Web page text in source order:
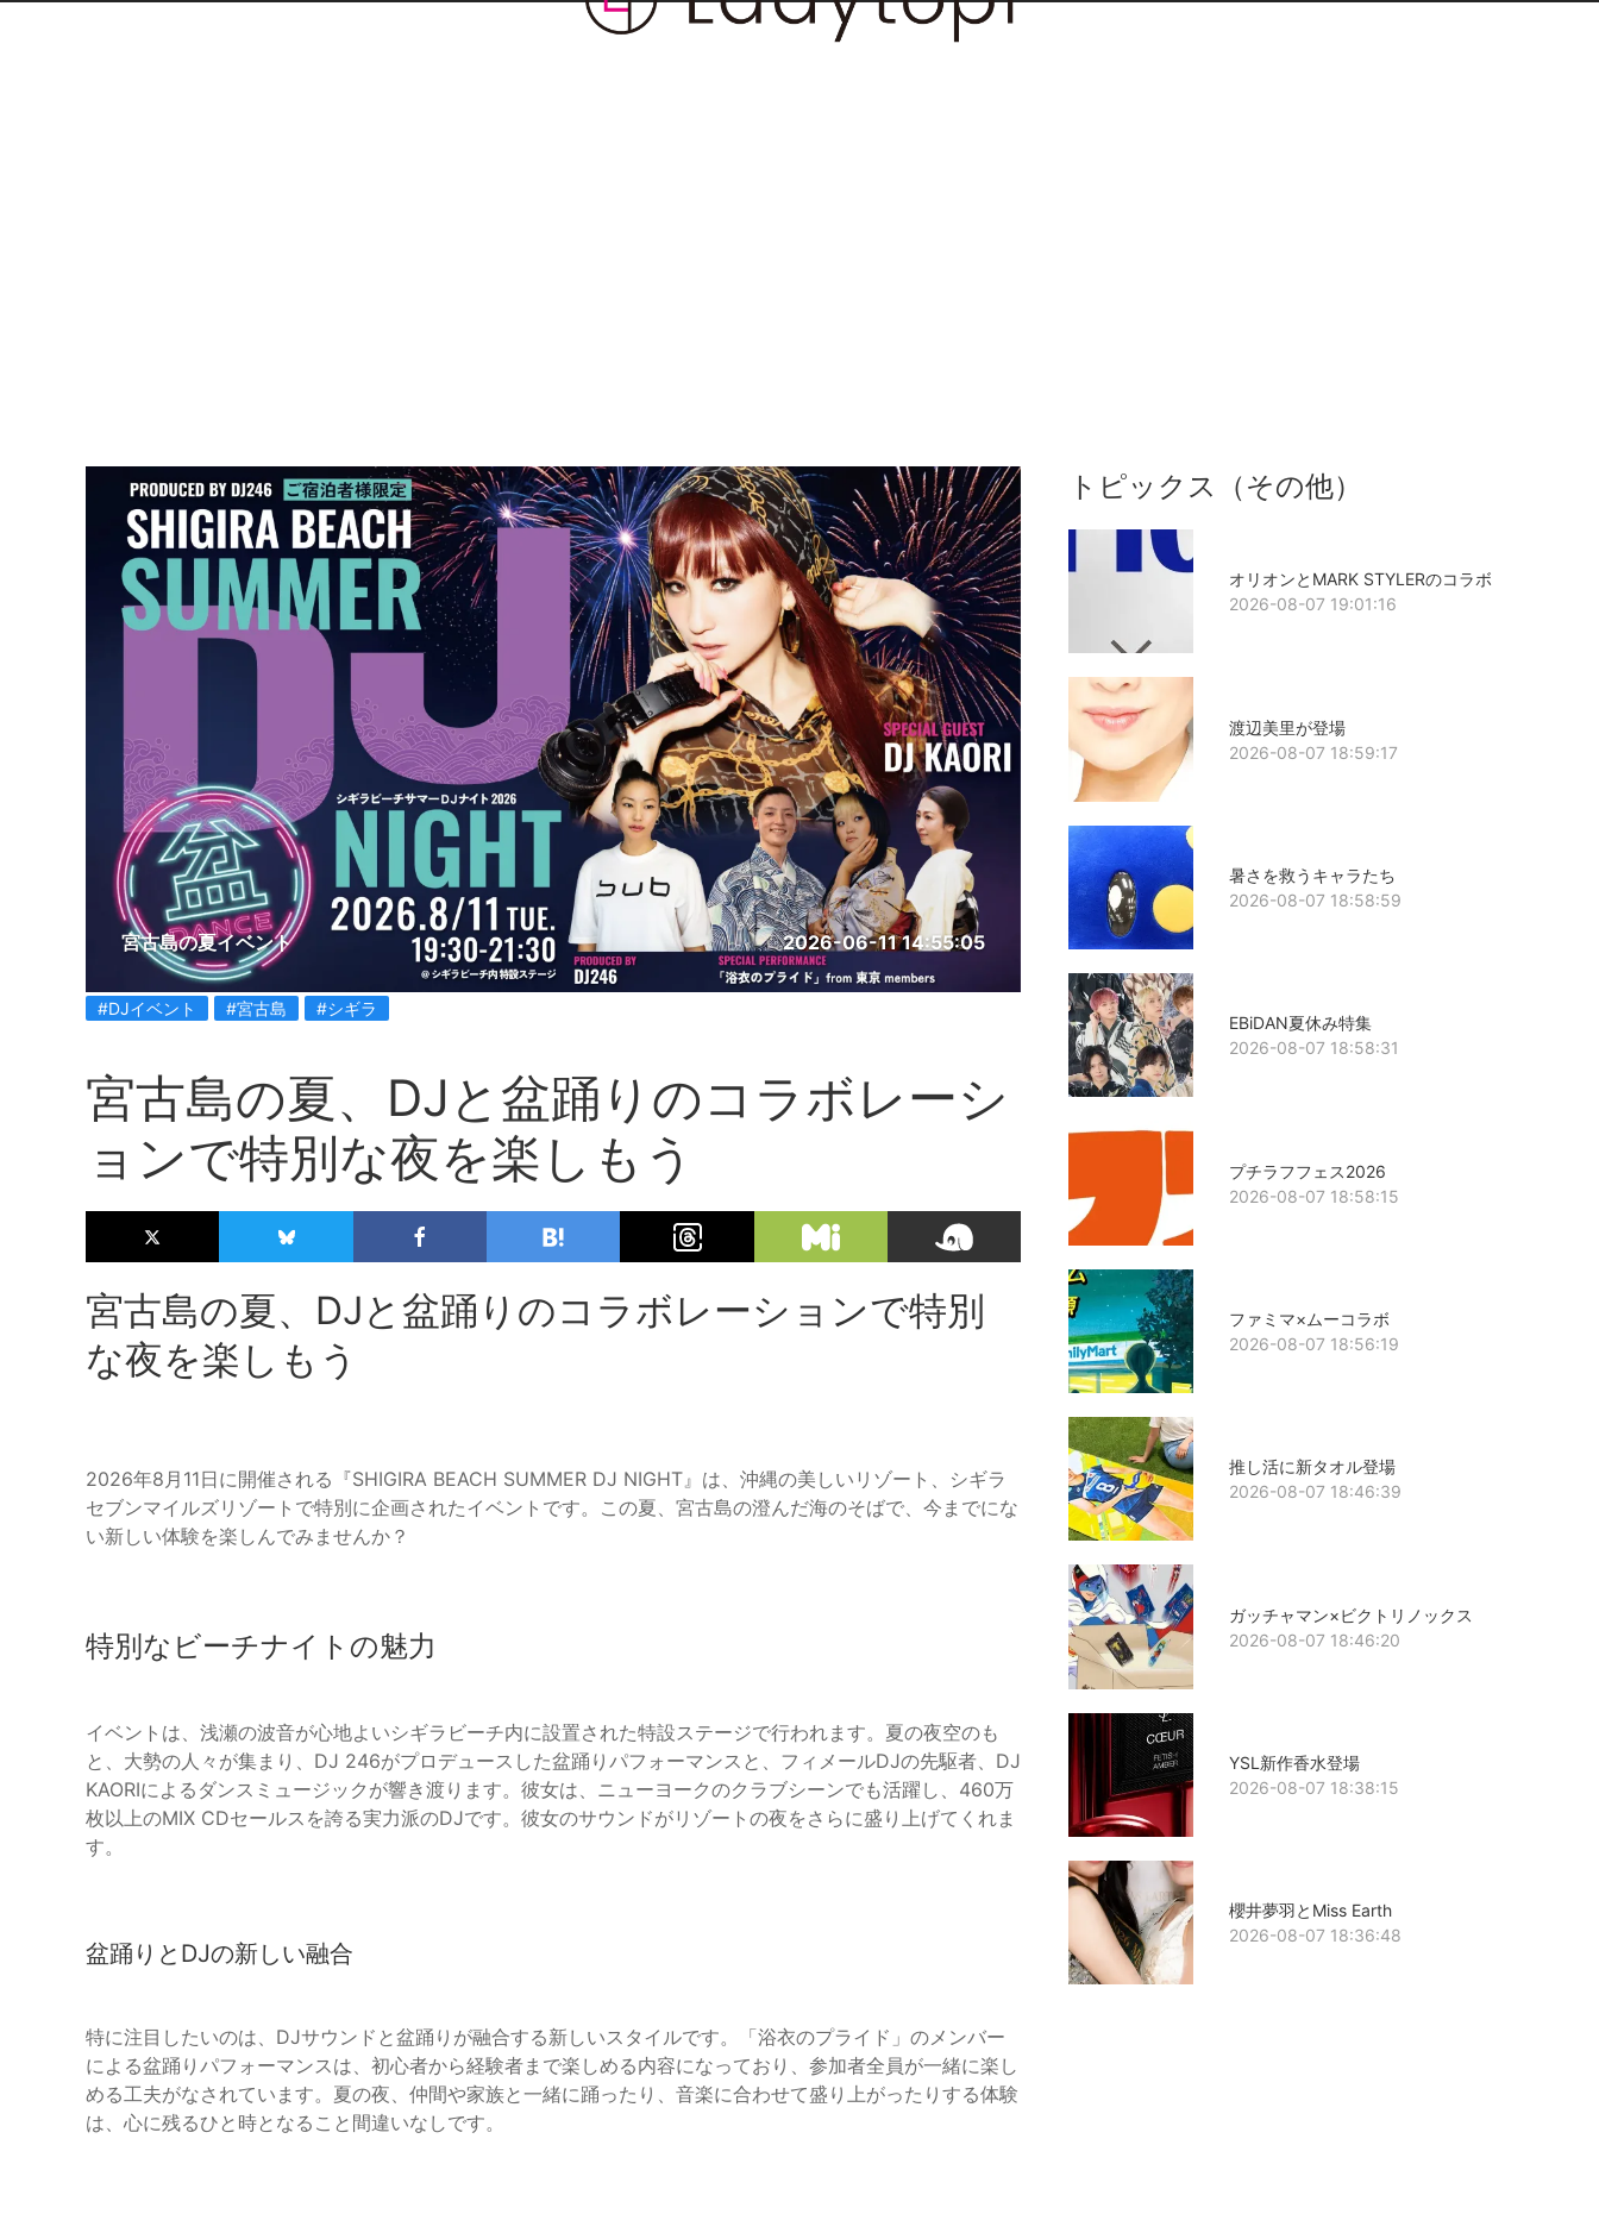
宮古島の夏イベント 2026-06-11 14:55:05
#DJイベント #宮古島 #シギラ
宮古島の夏、DJと盆踊りのコラボレーシ
ョンで特別な夜を楽しもう
宮古島の夏、DJと盆踊りのコラボレーションで特別
な夜を楽しもう
2026年8月11日に開催される『SHIGIRA BEACH SUMMER DJ NIGHT』は、沖縄の美しいリゾート、シギラ
セブンマイルズリゾートで特別に企画されたイベントです。この夏、宮古島の澄んだ海のそばで、今までにな
い新しい体験を楽しんでみませんか？
特別なビーチナイトの魅力
イベントは、浅瀬の波音が心地よいシギラビーチ内に設置された特設ステージで行われます。夏の夜空のも
と、大勢の人々が集まり、DJ 246がプロデュースした盆踊りパフォーマンスと、フィメールDJの先駆者、DJ
KAORIによるダンスミュージックが響き渡ります。彼女は、ニューヨークのクラブシーンでも活躍し、460万
枚以上のMIX CDセールスを誇る実力派のDJです。彼女のサウンドがリゾートの夜をさらに盛り上げてくれま
す。
盆踊りとDJの新しい融合
特に注目したいのは、DJサウンドと盆踊りが融合する新しいスタイルです。「浴衣のプライド」のメンバー
による盆踊りパフォーマンスは、初心者から経験者まで楽しめる内容になっており、参加者全員が一緒に楽し
める工夫がなされています。夏の夜、仲間や家族と一緒に踊ったり、音楽に合わせて盛り上がったりする体験
は、心に残るひと時となること間違いなしです。
トピックス（その他）
オリオンとMARK STYLERのコラボ
2026-08-07 19:01:16
渡辺美里が登場
2026-08-07 18:59:17
暑さを救うキャラたち
2026-08-07 18:58:59
EBiDAN夏休み特集
2026-08-07 18:58:31
プチラフフェス2026
2026-08-07 18:58:15
ファミマ×ムーコラボ
2026-08-07 18:56:19
推し活に新タオル登場
2026-08-07 18:46:39
ガッチャマン×ビクトリノックス
2026-08-07 18:46:20
YSL新作香水登場
2026-08-07 18:38:15
櫻井夢羽とMiss Earth
2026-08-07 18:36:48